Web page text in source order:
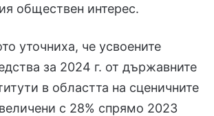
обществен интерес.
уточниха, че усвоените
за 2024 г. от държавните
в областта на сценичните
с 28% спрямо 2023